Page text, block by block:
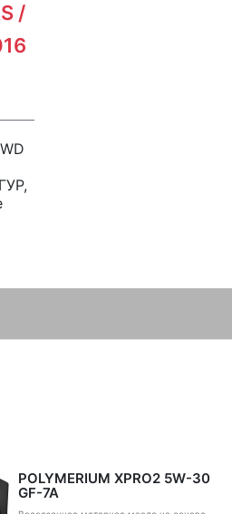
/
POLYMERIUM XPRO2 5W-30
GF-7A